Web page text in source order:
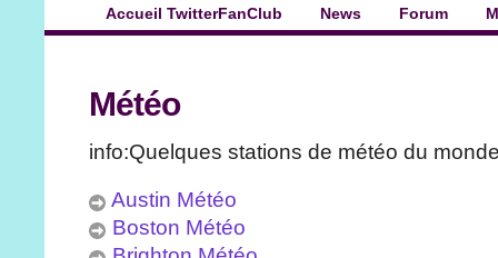
Accueil TwitterFanClub News Forum
Météo
info:Quelques stations de météo du
Austin Météo
Boston Météo